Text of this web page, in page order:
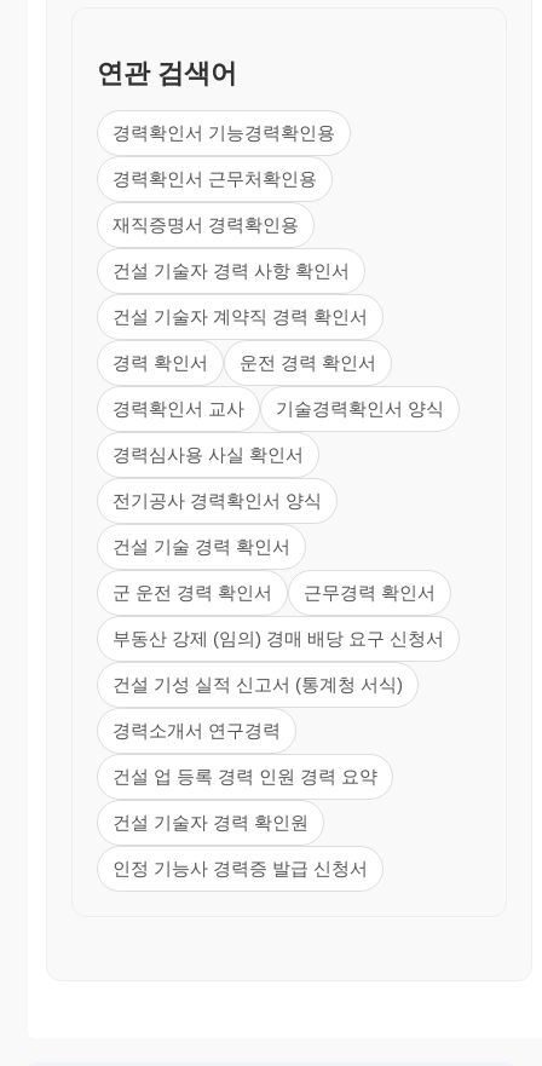
연관 검색어
경력확인서 기능경력확인용
경력확인서 근무처확인용
재직증명서 경력확인용
건설 기술자 경력 사항 확인서
건설 기술자 계약직 경력 확인서
경력 확인서 운전 경력 확인서
경력확인서 교사 기술경력확인서 양식
경력심사용 사실 확인서
전기공사 경력확인서 양식
건설 기술 경력 확인서
군 운전 경력 확인서 근무경력 확인서
부동산 강제 (임의) 경매 배당 요구 신청서
건설 기성 실적 신고서 (통계청 서식)
경력소개서 연구경력
건설 업 등록 경력 인원 경력 요약
건설 기술자 경력 확인원
인정 기능사 경력증 발급 신청서